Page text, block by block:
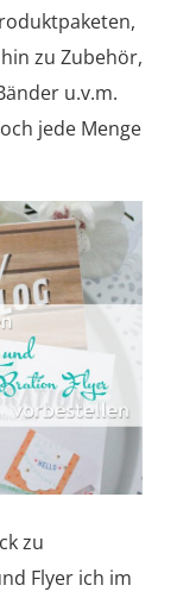
zu Zubehör,
u.v.m.
jede Menge
zu
Flyer ich im